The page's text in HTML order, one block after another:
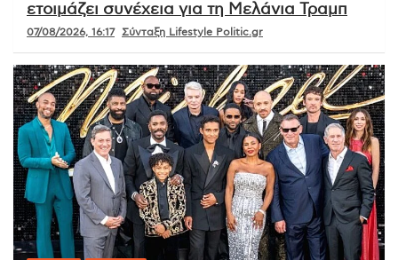
ετοιμάζει συνέχεια για τη Μελάνια Τραμπ
07/08/2026, 16:17 Σύνταξη Lifestyle Politic.gr